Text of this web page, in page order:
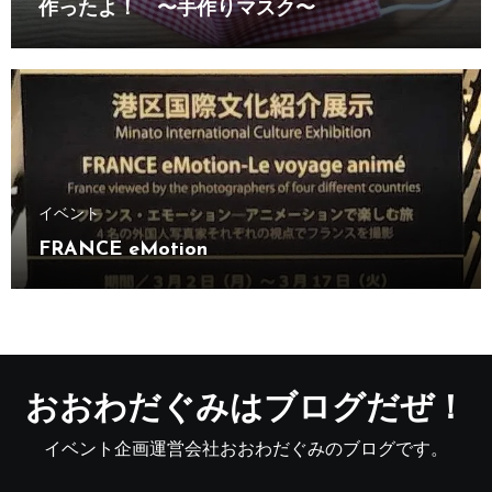
作ったよ！ 〜手作りマスク〜
イベント
FRANCE eMotion
おおわだぐみはブログだぜ！
イベント企画運営会社おおわだぐみのブログです。